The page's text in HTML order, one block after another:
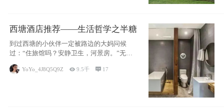
西塘酒店推荐——生活哲学之半糖
到过西塘的小伙伴一定被路边的大妈问候
过：“住旅馆吗？安静卫生，河景房。”无意
YoYo_4J8Q5Q9Z 9.5千  17